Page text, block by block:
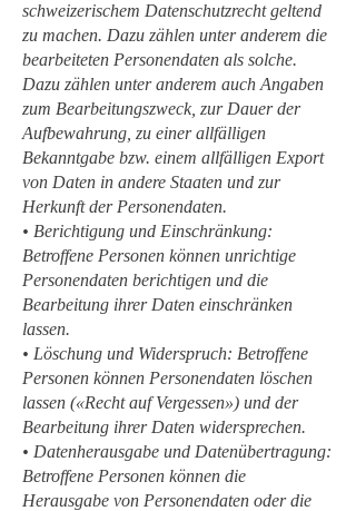
schweizerischem Datenschutzrecht geltend
zu machen. Dazu zählen unter anderem die
bearbeiteten Personendaten als solche.
Dazu zählen unter anderem auch Angaben
zum Bearbeitungszweck, zur Dauer der
Aufbewahrung, zu einer allfälligen
Bekanntgabe bzw. einem allfälligen Export
von Daten in andere Staaten und zur
Herkunft der Personendaten.
• Berichtigung und Einschränkung:
Betroffene Personen können unrichtige
Personendaten berichtigen und die
Bearbeitung ihrer Daten einschränken
lassen.
• Löschung und Widerspruch: Betroffene
Personen können Personendaten löschen
lassen («Recht auf Vergessen») und der
Bearbeitung ihrer Daten widersprechen.
• Datenherausgabe und Datenübertragung:
Betroffene Personen können die
Herausgabe von Personendaten oder die